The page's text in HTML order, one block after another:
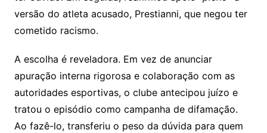
versão do atleta acusado, Prestianni, que negou ter
cometido racismo.
A escolha é reveladora. Em vez de anunciar
apuração interna rigorosa e colaboração com as
autoridades esportivas, o clube antecipou juízo e
tratou o episódio como campanha de difamação.
Ao fazê-lo, transferiu o peso da dúvida para quem